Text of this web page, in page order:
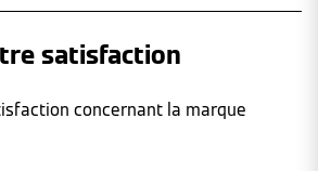
satisfaction
concernant la marque